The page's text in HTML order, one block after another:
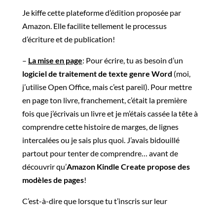
Je kiffe cette plateforme d’édition proposée par
Amazon. Elle facilite tellement le processus
d’écriture et de publication!
– La mise en page: Pour écrire, tu as besoin d’un
logiciel de traitement de texte genre Word (moi,
j’utilise Open Office, mais c’est pareil). Pour mettre
en page ton livre, franchement, c’était la première
fois que j’écrivais un livre et je m’étais cassée la tête à
comprendre cette histoire de marges, de lignes
intercalées ou je sais plus quoi. J’avais bidouillé
partout pour tenter de comprendre… avant de
découvrir qu’Amazon Kindle Create propose des
modèles de pages!
C’est-à-dire que lorsque tu t’inscris sur leur